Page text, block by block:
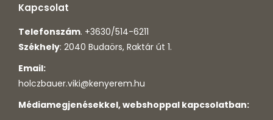
Kapcsolat
Telefonszám. +3630/514-6211
Székhely: 2040 Budaörs, Raktár út 1.
Email:
holczbauer.viki@kenyerem.hu
Médiamegjenésekkel, webshoppal kapcsolatban: